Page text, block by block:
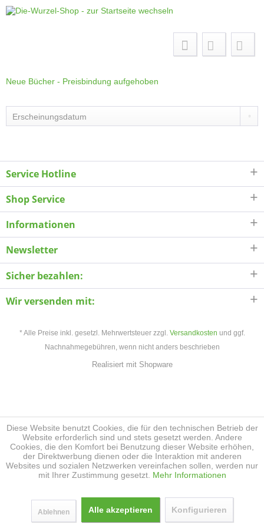
Neue Bücher - Preisbindung aufgehoben
Service Hotline
Shop Service
Informationen
Newsletter
Sicher bezahlen:
Wir versenden mit:
* Alle Preise inkl. gesetzl. Mehrwertsteuer zzgl. Versandkosten und ggf.
Nachnahmegebühren, wenn nicht anders beschrieben
Realisiert mit Shopware
Diese Website benutzt Cookies, die für den technischen Betrieb der
Website erforderlich sind und stets gesetzt werden. Andere
Cookies, die den Komfort bei Benutzung dieser Website erhöhen,
der Direktwerbung dienen oder die Interaktion mit anderen
Websites und sozialen Netzwerken vereinfachen sollen, werden nur
mit Ihrer Zustimmung gesetzt. Mehr Informationen
Ablehnen Alle akzeptieren Konfigurieren